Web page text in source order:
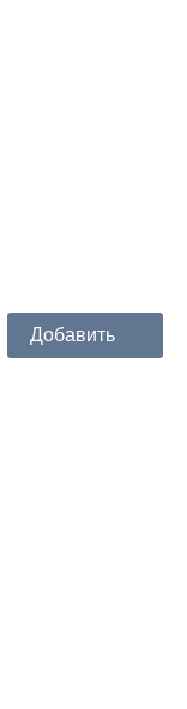
Добавить